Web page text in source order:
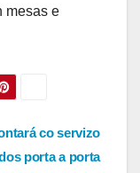
mesas e
co servizo
porta a porta